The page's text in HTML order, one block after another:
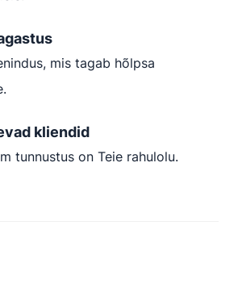
mis tagab hõlpsa
kliendid
tunnustus on Teie rahulolu.